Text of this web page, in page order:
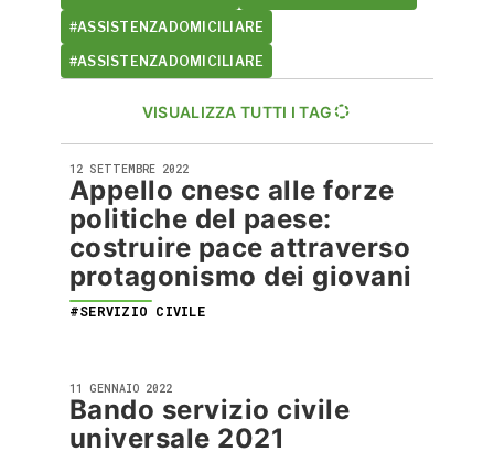
#ASSISTENZADOMICILIARE
#ASSISTENZADOMICILIARE
VISUALIZZA TUTTI I TAG
12 SETTEMBRE 2022
Appello cnesc alle forze
politiche del paese:
costruire pace attraverso
protagonismo dei giovani
#SERVIZIO CIVILE
11 GENNAIO 2022
Bando servizio civile
universale 2021